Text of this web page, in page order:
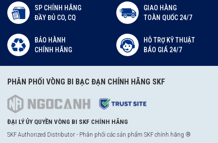
SP CHÍNH HÃNG
ĐẦY ĐỦ CO, CQ
GIAO HÀNG
TOÀN QUỐC 24/7
BẢO HÀNH
CHÍNH HÃNG
HỖ TRỢ KỸ THUẬT
BÁO GIÁ 24/7
PHÂN PHỐI VÒNG BI BẠC ĐẠN CHÍNH HÃNG SKF
ĐẠI LÝ ỦY QUYỀN VÒNG BI SKF CHÍNH HÃNG
SKF Authorized Distributor - Phân phối các sản phẩm SKF chính hãng ®